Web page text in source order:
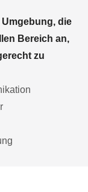
die
Bereich an,
zu